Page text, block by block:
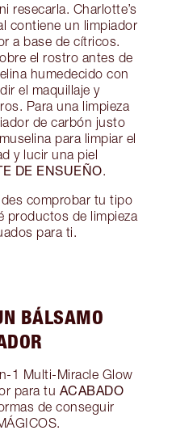
resecarla. Charlotte’s
contiene un limpiador
a base de cítricos.
el rostro antes de
humedecido con
el maquillaje y
Para una limpieza
de carbón justo
para limpiar el
y lucir una piel
DE ENSUEÑO.
comprobar tu tipo
productos de limpieza
para ti.
BÁLSAMO
1 Multi-Miracle Glow
para tu ACABADO
de conseguir